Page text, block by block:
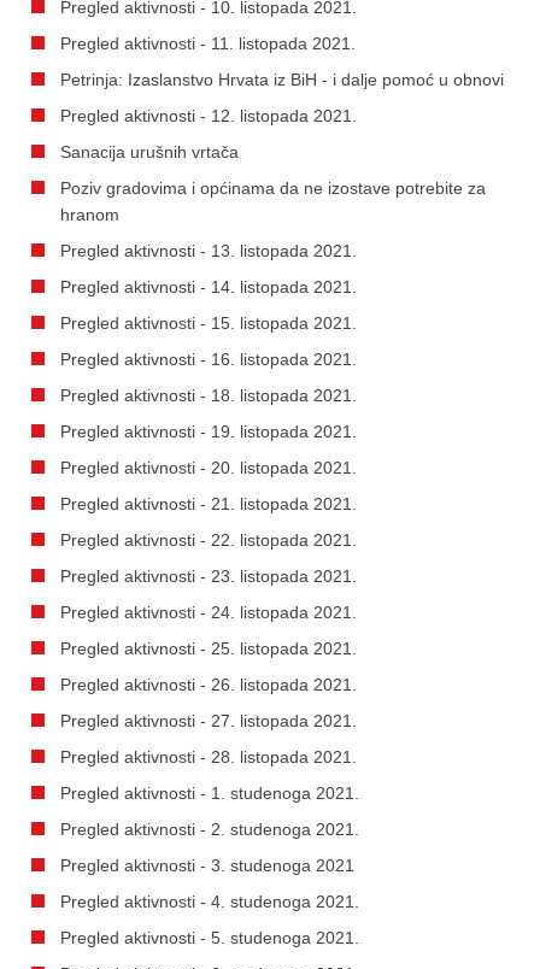
Pregled aktivnosti - 10. listopada 2021.
Pregled aktivnosti - 11. listopada 2021.
Petrinja: Izaslanstvo Hrvata iz BiH - i dalje pomoć u obnovi
Pregled aktivnosti - 12. listopada 2021.
Sanacija urušnih vrtača
Poziv gradovima i općinama da ne izostave potrebite za
hranom
Pregled aktivnosti - 13. listopada 2021.
Pregled aktivnosti - 14. listopada 2021.
Pregled aktivnosti - 15. listopada 2021.
Pregled aktivnosti - 16. listopada 2021.
Pregled aktivnosti - 18. listopada 2021.
Pregled aktivnosti - 19. listopada 2021.
Pregled aktivnosti - 20. listopada 2021.
Pregled aktivnosti - 21. listopada 2021.
Pregled aktivnosti - 22. listopada 2021.
Pregled aktivnosti - 23. listopada 2021.
Pregled aktivnosti - 24. listopada 2021.
Pregled aktivnosti - 25. listopada 2021.
Pregled aktivnosti - 26. listopada 2021.
Pregled aktivnosti - 27. listopada 2021.
Pregled aktivnosti - 28. listopada 2021.
Pregled aktivnosti - 1. studenoga 2021.
Pregled aktivnosti - 2. studenoga 2021.
Pregled aktivnosti - 3. studenoga 2021
Pregled aktivnosti - 4. studenoga 2021.
Pregled aktivnosti - 5. studenoga 2021.